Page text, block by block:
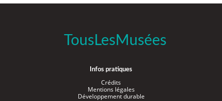
TousLesMusées
Infos pratiques
Crédits
Mentions légales
Développement durable